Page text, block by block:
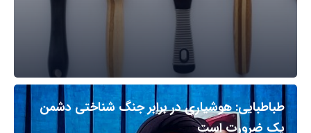
طباطبایی: هوشیاری در برابر جنگ شناختی دشمن
یک ضرورت است